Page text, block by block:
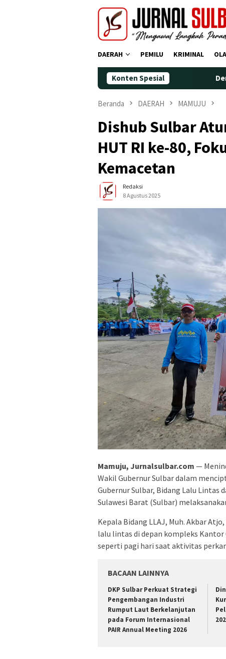
DAERAH PEMILU KRIMINAL
Konten Spesial Demokrat
Beranda DAERAH MAMUJU
Dishub Sulbar
HUT RI ke-80,
Kemacetan
Redaksi
8 Agustus 2025
Mamuju, Jurnalsulbar.com —
Wakil Gubernur Sulbar dalam
Gubernur Sulbar, Bidang Lalu Lintas
Sulawesi Barat (Sulbar)
Kepala Bidang LLAJ, Muh. Akbar
lalu lintas di depan kompleks Kantor
seperti pagi hari saat aktivitas
BACAAN LAINNYA
DKP Sulbar Perkuat Strategi
Pengembangan Industri
Rumput Laut Berkelanjutan
pada Forum Internasional
PAIR Annual Meeting 2026